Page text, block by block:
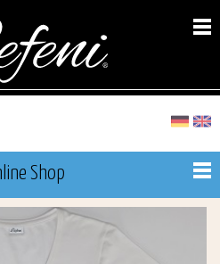
Shop